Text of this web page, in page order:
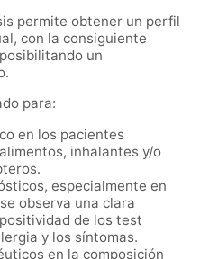
permite obtener un perfil
con la consiguiente
un
para:
en los pacientes
inhalantes y/o
especialmente en
observa una clara
de los test
y los síntomas.
en la composición